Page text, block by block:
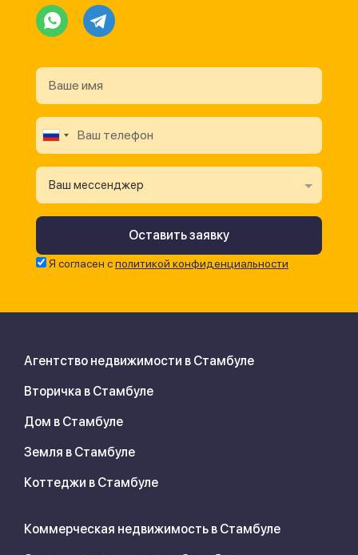
Ваш мессенджер
Я согласен сполитикой конфиденциальности
Агентство недвижимости в Стамбуле
Вторичка в Стамбуле
Дом в Стамбуле
Земля в Стамбуле
Коттеджи в Стамбуле
Коммерческая недвижимость в Стамбуле